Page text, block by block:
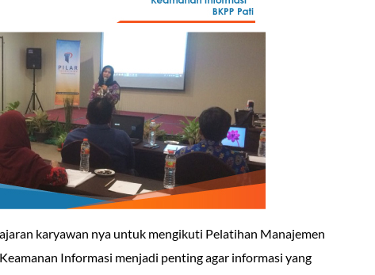
karyawan nya untuk mengikuti Pelatihan Manajemen
Informasi menjadi penting agar informasi yang